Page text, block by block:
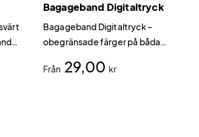
Bagageband Digitaltryck
Bagageband Digitaltryck –
obegränsade färger på båda
använder sublimationstryck för
Från 29,00 kr